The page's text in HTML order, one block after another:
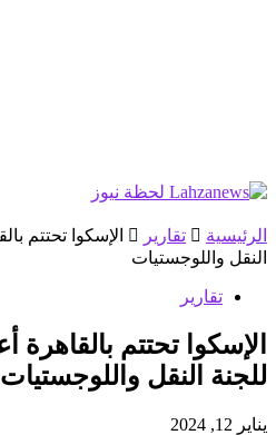
الرئيسية تقارير
النقل واللوجستيات
تقارير
للجنة النقل واللوجستيات
يناير 12, 2024